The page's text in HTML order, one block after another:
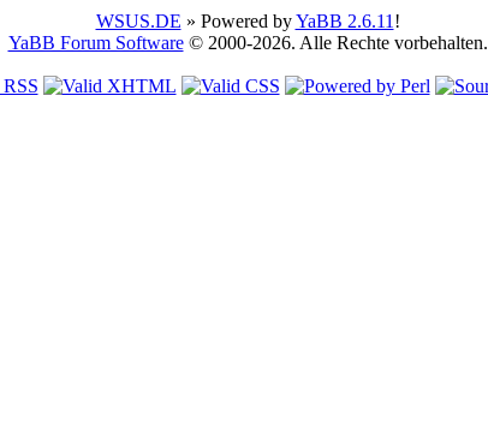
WSUS.DE » Powered byYaBB 2.6.11 !
YaBB Forum Software© 2000-2026. Alle Rechte vorbehalten.